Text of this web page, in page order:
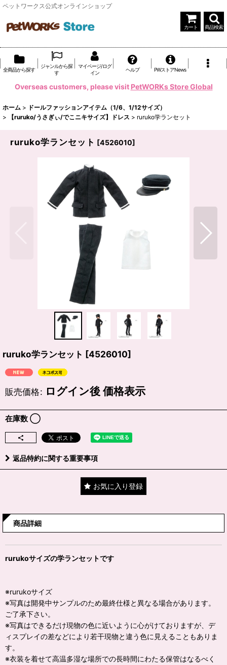
ペットワークス公式オンラインショップ
カート 商品検索
全商品から探す
ジャンルから探
す
マイページ/ログ
イン
ヘルプ PWストアNews
Overseas customers, please visit PetWORKs Store Global
ホーム > ドールファッションアイテム（1/6、1/12サイズ）
>
【ruruko/うさぎぃ/でこニキサイズ】ドレス > ruruko学ランセット
ruruko学ランセット [4526010]
ruruko学ランセット [4526010]
販売価格: ログイン後 価格表示
在庫数 ◯
返品特約に関する重要事項
お気に入り登録
商品詳細
rurukoサイズの学ランセットです
※rurukoサイズ
※写真は開発中サンプルのため最終仕様と異なる場合があります。
ご了承下さい。
※写真はできるだけ現物の色に近いように心がけておりますが、デ
ィスプレイの差などにより若干現物と違う色に見えることもありま
す。
※衣装を着せて高温多湿な場所での長時間にわたる保管はなるべく